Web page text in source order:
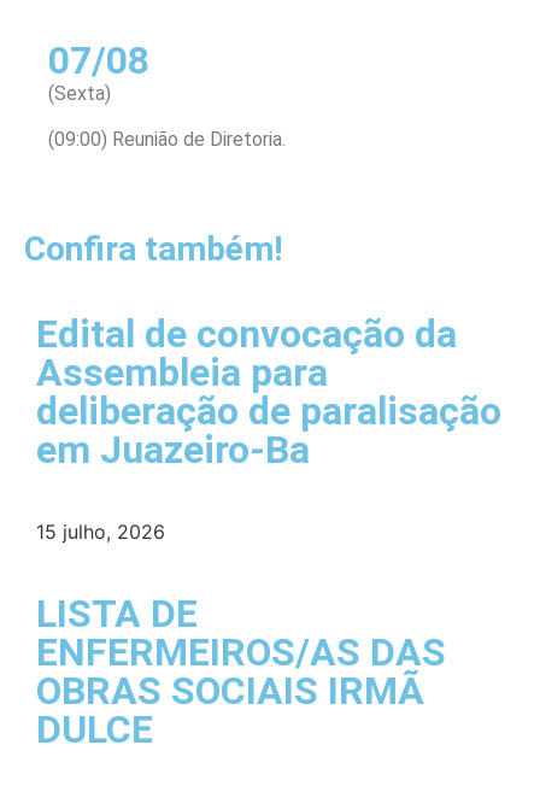
07/08
(Sexta)
(09:00) Reunião de Diretoria.
Confira também!
Edital de convocação da
Assembleia para
deliberação de paralisação
em Juazeiro-Ba
15 julho, 2026
LISTA DE
ENFERMEIROS/AS DAS
OBRAS SOCIAIS IRMÃ
DULCE